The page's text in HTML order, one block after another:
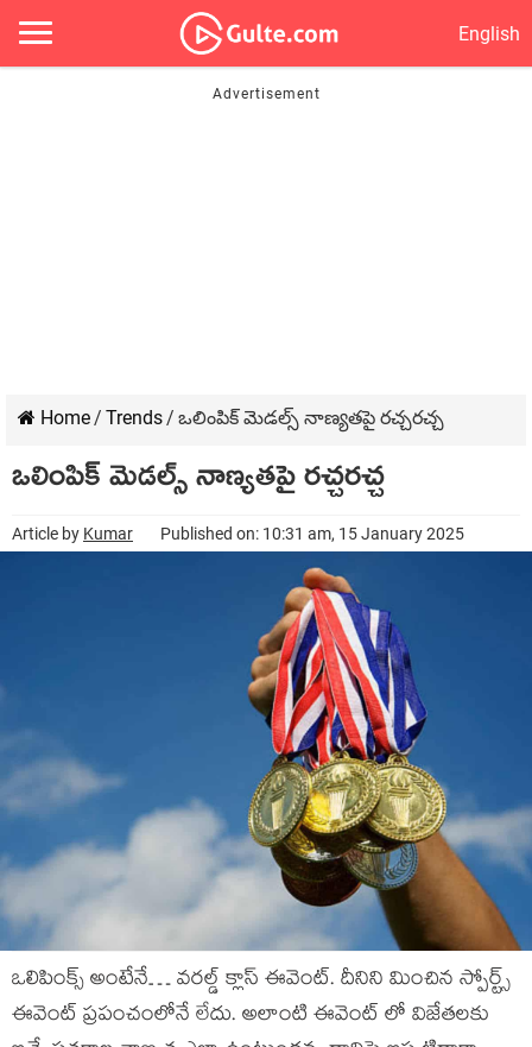
English
Home/ Trends/ ఒలింపిక్ మెడల్స్ నాణ్యతపై రచ్చరచ్చ
ఒలింపిక్ మెడల్స్ నాణ్యతపై రచ్చరచ్చ
Article by Kumar Published on: 10:31 am, 15 January 2025
ఒలిపింక్స్ అంటేనే… వరల్డ్ క్లాస్ ఈవెంట్. దీనిని మించిన స్పోర్ట్స్
ఈవెంట్ ప్రపంచంలోనే లేదు. అలాంటి ఈవెంట్ లో విజేతలకు